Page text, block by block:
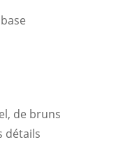
de bruns
détails